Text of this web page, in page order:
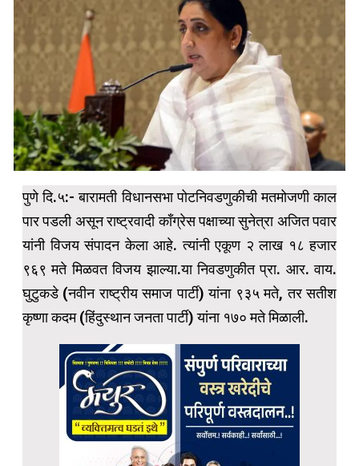
पुणे दि.५:- बारामती विधानसभा पोटनिवडणुकीची मतमोजणी काल
पार पडली असून राष्ट्रवादी काँग्रेस पक्षाच्या सुनेत्रा अजित पवार
यांनी विजय संपादन केला आहे. त्यांनी एकूण २ लाख १८ हजार
९६९ मते मिळवत विजय झाल्या.या निवडणुकीत प्रा. आर. वाय.
घुटुकडे (नवीन राष्ट्रीय समाज पार्टी) यांना ९३५ मते, तर सतीश
कृष्णा कदम (हिंदुस्थान जनता पार्टी) यांना १७० मते मिळाली.